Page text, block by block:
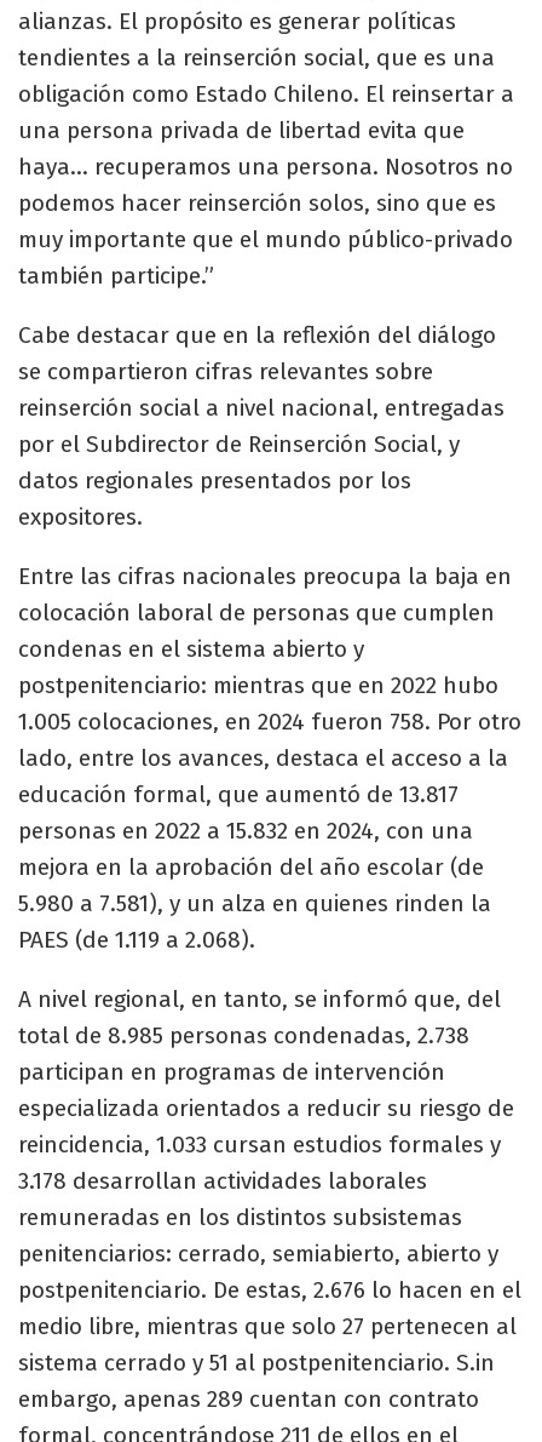
alianzas. El propósito es generar políticas
tendientes a la reinserción social, que es una
obligación como Estado Chileno. El reinsertar a
una persona privada de libertad evita que
haya… recuperamos una persona. Nosotros no
podemos hacer reinserción solos, sino que es
muy importante que el mundo público-privado
también participe.”
Cabe destacar que en la reflexión del diálogo
se compartieron cifras relevantes sobre
reinserción social a nivel nacional, entregadas
por el Subdirector de Reinserción Social, y
datos regionales presentados por los
expositores.
Entre las cifras nacionales preocupa la baja en
colocación laboral de personas que cumplen
condenas en el sistema abierto y
postpenitenciario: mientras que en 2022 hubo
1.005 colocaciones, en 2024 fueron 758. Por otro
lado, entre los avances, destaca el acceso a la
educación formal, que aumentó de 13.817
personas en 2022 a 15.832 en 2024, con una
mejora en la aprobación del año escolar (de
5.980 a 7.581), y un alza en quienes rinden la
PAES (de 1.119 a 2.068).
A nivel regional, en tanto, se informó que, del
total de 8.985 personas condenadas, 2.738
participan en programas de intervención
especializada orientados a reducir su riesgo de
reincidencia, 1.033 cursan estudios formales y
3.178 desarrollan actividades laborales
remuneradas en los distintos subsistemas
penitenciarios: cerrado, semiabierto, abierto y
postpenitenciario. De estas, 2.676 lo hacen en el
medio libre, mientras que solo 27 pertenecen al
sistema cerrado y 51 al postpenitenciario. S.in
embargo, apenas 289 cuentan con contrato
formal, concentrándose 211 de ellos en el